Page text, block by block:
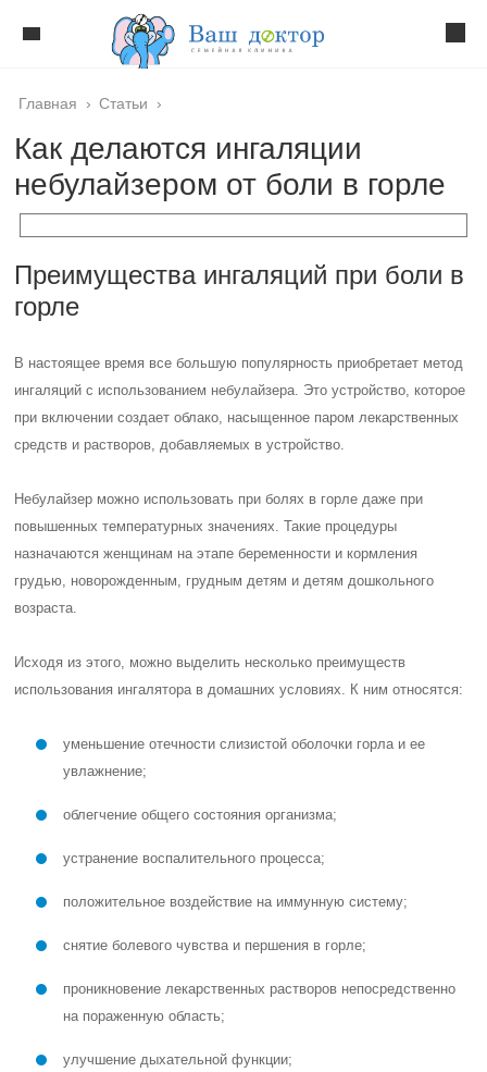
Главная › Статьи ›
Как делаются ингаляции
небулайзером от боли в горле
Преимущества ингаляций при боли в
горле
В настоящее время все большую популярность приобретает метод
ингаляций с использованием небулайзера. Это устройство, которое
при включении создает облако, насыщенное паром лекарственных
средств и растворов, добавляемых в устройство.
Небулайзер можно использовать при болях в горле даже при
повышенных температурных значениях. Такие процедуры
назначаются женщинам на этапе беременности и кормления
грудью, новорожденным, грудным детям и детям дошкольного
возраста.
Исходя из этого, можно выделить несколько преимуществ
использования ингалятора в домашних условиях. К ним относятся:
уменьшение отечности слизистой оболочки горла и ее
увлажнение;
облегчение общего состояния организма;
устранение воспалительного процесса;
положительное воздействие на иммунную систему;
снятие болевого чувства и першения в горле;
проникновение лекарственных растворов непосредственно
на пораженную область;
улучшение дыхательной функции;